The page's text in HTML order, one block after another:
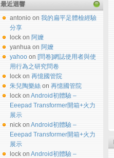
最近迴響
antonio on 我的扁平足體檢經驗
分享
lock on 阿嬤
yanhua on 阿嬤
yahooon [問卷]網誌使用者與使
用行為之研究問卷
lock on 再憶國管院
朱兒陶樂絲on 再憶國管院
lock on Android初體驗 –
Eeepad Transformer開箱+火力
展示
nick on Android初體驗 –
Eeepad Transformer開箱+火力
展示
lock on Android初體驗 –